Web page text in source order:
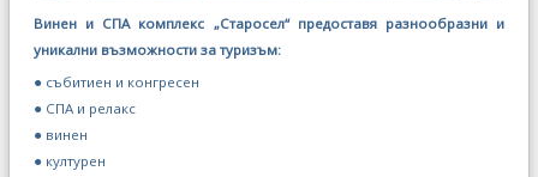
Винен и СПА комплекс „Старосел“ предоставя разнообразни и
уникални възможности за туризъм:
● събитиен и конгресен
● СПА и релакс
● винен
● културен